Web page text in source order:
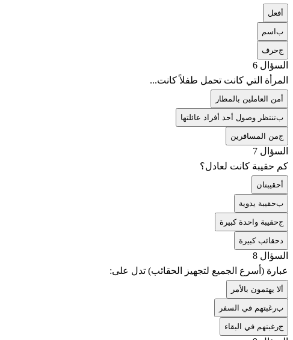
أفعل
ب اسم
جحرف
السؤال 6
المرأة التي كانت تحمل طفلاً كانت...
أمن العاملين بالمطار
بتنتظر وصول أحد أفراد عائلتها
جمن المسافرين
السؤال 7
كم حقيبة كانت لعادل؟
أحقيبتان
بحقيبة يدوية
جحقيبة واحدة كبيرة
د حقائب كبيرة
السؤال 8
عبارة (أسرع الجميع لتجهيز الحقائب) تدل على:
ألا يهتمون بالأمر
برغبتهم في السفر
جرغبتهم في البقاء